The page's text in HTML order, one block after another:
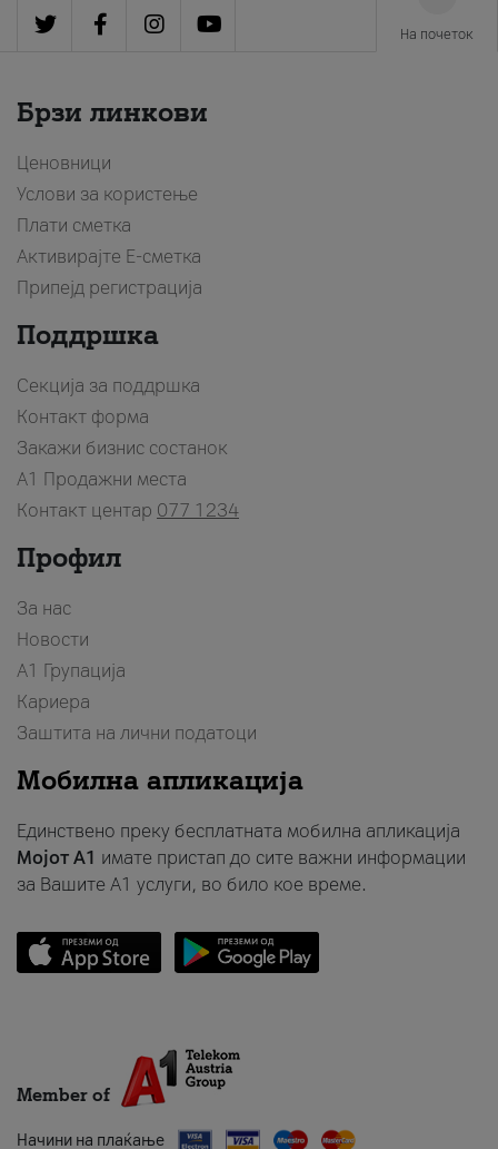
На почеток
Брзи линкови
Ценовници
Услови за користење
Плати сметка
Активирајте Е-сметка
Припејд регистрација
Поддршка
Секција за поддршка
Контакт форма
Закажи бизнис состанок
A1 Продажни места
Контакт центар 077 1234
Профил
За нас
Новости
А1 Групација
Кариера
Заштита на лични податоци
Мобилна апликација
Единствено преку бесплатната мобилна апликација
Мојот A1 имате пристап до сите важни информации
за Вашите A1 услуги, во било кое време.
Member of
Начини на плаќање